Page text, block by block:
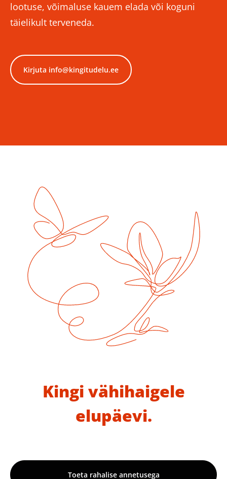
lootuse, võimaluse kauem elada või koguni
täielikult terveneda.
Kirjuta info@kingitudelu.ee
Kingi vähihaigele
elupäevi.
Toeta rahalise annetusega